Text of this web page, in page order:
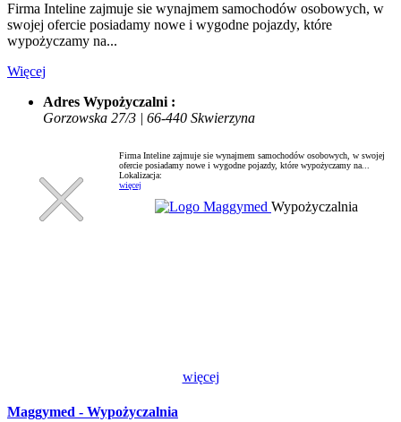
Firma Inteline zajmuje sie wynajmem samochodów osobowych, w
swojej ofercie posiadamy nowe i wygodne pojazdy, które
wypożyczamy na...
Więcej
Adres Wypożyczalni :
Gorzowska 27/3 | 66-440 Skwierzyna
Firma Inteline zajmuje sie wynajmem samochodów osobowych, w swojej
ofercie posiadamy nowe i wygodne pojazdy, które wypożyczamy na...
Lokalizacja:
więcej
Wypożyczalnia
więcej
Maggymed - Wypożyczalnia